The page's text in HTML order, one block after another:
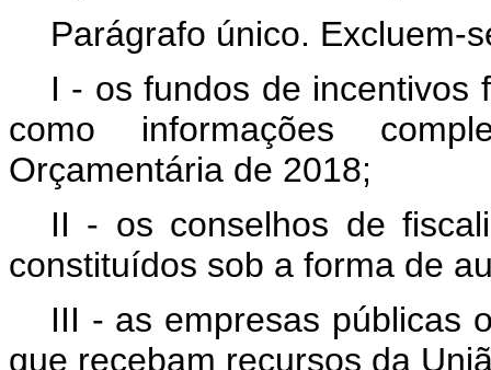
Parágrafo único. Excluem-
I - os fundos de incentivos
como informações
Orçamentária de 2018;
II - os conselhos de
constituídos sob a forma de
III - as empresas públicas
que recebam recursos da